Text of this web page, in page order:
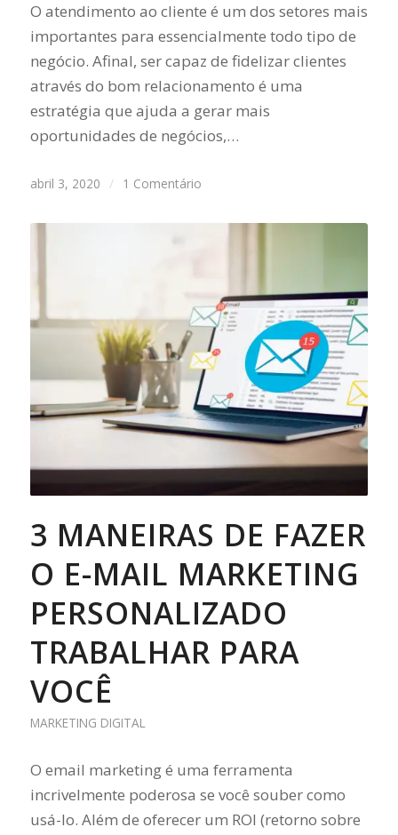
O atendimento ao cliente é um dos setores mais
importantes para essencialmente todo tipo de
negócio. Afinal, ser capaz de fidelizar clientes
através do bom relacionamento é uma
estratégia que ajuda a gerar mais
oportunidades de negócios,…
abril 3, 2020 / 1 Comentário
3 MANEIRAS DE FAZER
O E-MAIL MARKETING
PERSONALIZADO
TRABALHAR PARA
VOCÊ
MARKETING DIGITAL
O email marketing é uma ferramenta
incrivelmente poderosa se você souber como
usá-lo. Além de oferecer um ROI (retorno sobre